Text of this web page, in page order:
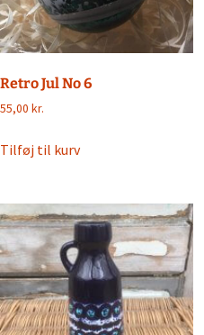
Retro Jul No 6
55,00 kr.
Tilføj til kurv